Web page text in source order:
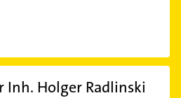
Inh. Holger Radlinski